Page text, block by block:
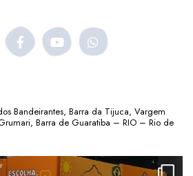
Bandeirantes, Barra da Tijuca, Vargem
Barra de Guaratiba – RIO – Rio de